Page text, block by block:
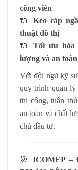
công viên
🔌 Kéo cáp
thuật đô thị
🔌Tối ưu hóa
lượng và an toàn
Với đội ngũ kỹ
quy trình quản lý
thi công, tuân
an toàn và chất
chủ đầu tư.
🎯ICOMEP